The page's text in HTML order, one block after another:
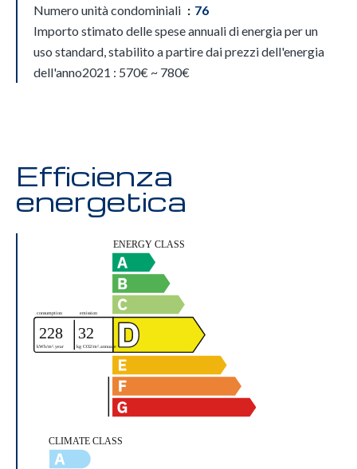
Numero unità condominiali
76
Importo stimato delle spese annuali di energia per un
uso standard, stabilito a partire dai prezzi dell'energia
dell'anno2021 : 570€ ~ 780€
Efficienza
energetica